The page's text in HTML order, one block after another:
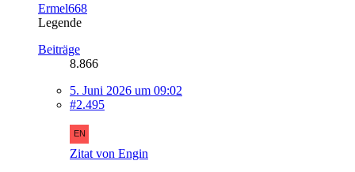
Ermel668
Legende
Beiträge
8.866
5. Juni 2026 um 09:02
#2.495
Zitat von Engin